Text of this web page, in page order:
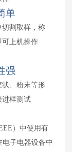
单
切割取样，称
可上机操作
强
状、粉末等形
进样测试
）中使用有
子电器设备中